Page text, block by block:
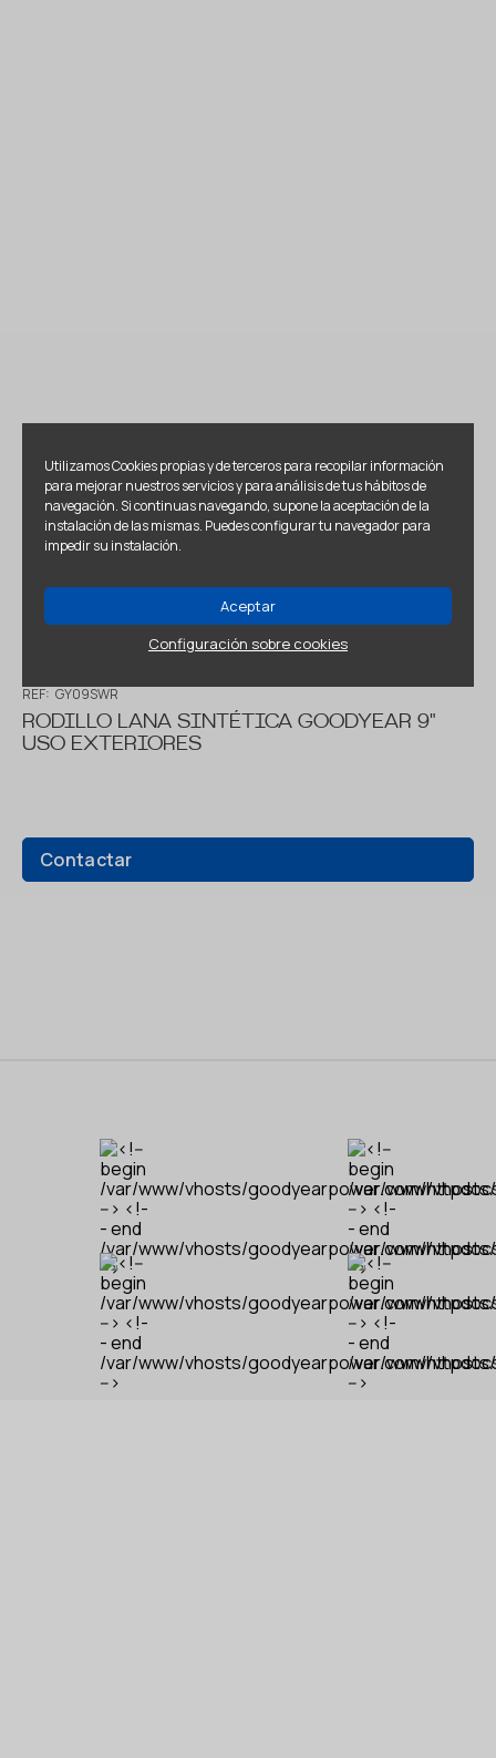
Utilizamos Cookies propias y de terceros para recopilar información
para mejorar nuestros servicios y para análisis de tus hábitos de
navegación. Si continuas navegando, supone la aceptación de la
instalación de las mismas. Puedes configurar tu navegador para
impedir su instalación.
Aceptar
Configuración sobre cookies
REF: GY09SWR
RODILLO LANA SINTÉTICA GOODYEAR 9"
USO EXTERIORES
Contactar